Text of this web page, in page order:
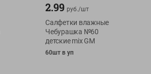
2.99 руб./шт
Салфетки влажные
Чебурашка №60
детские mix GM
60шт в уп